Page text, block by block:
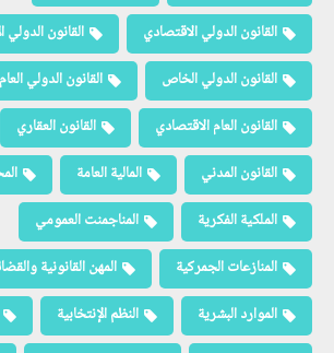
القانون الدولي الاقتصادي
القانون الدولي
القانون الدولي الخاص
القانون الدولي العام
القانون العام الاقتصادي
القانون العقاري
القانون المدني
المالية العامة
الملكية الفكرية
المناجمنت العمومي
المنازعات الجمركية
المهن القانونية
الموارد البشرية
النظم الإنتخابية